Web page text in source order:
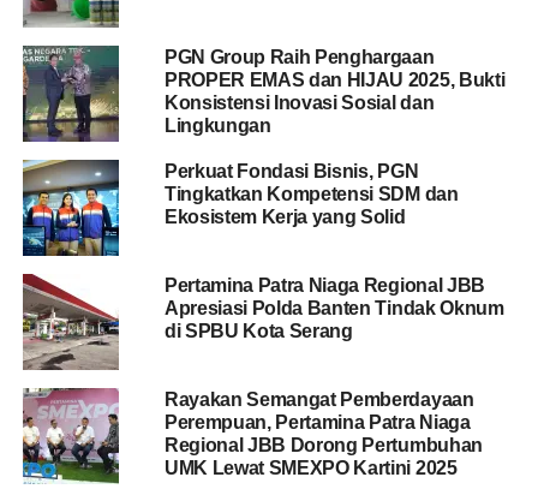
PGN Group Raih Penghargaan
PROPER EMAS dan HIJAU 2025, Bukti
Konsistensi Inovasi Sosial dan
Lingkungan
Perkuat Fondasi Bisnis, PGN
Tingkatkan Kompetensi SDM dan
Ekosistem Kerja yang Solid
Pertamina Patra Niaga Regional JBB
Apresiasi Polda Banten Tindak Oknum
di SPBU Kota Serang
Rayakan Semangat Pemberdayaan
Perempuan, Pertamina Patra Niaga
Regional JBB Dorong Pertumbuhan
UMK Lewat SMEXPO Kartini 2025